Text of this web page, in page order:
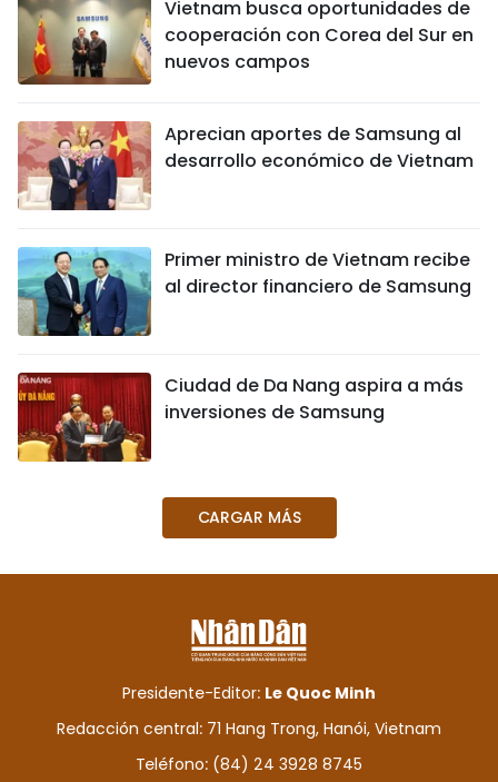
Vietnam busca oportunidades de
cooperación con Corea del Sur en
nuevos campos
Aprecian aportes de Samsung al
desarrollo económico de Vietnam
Primer ministro de Vietnam recibe
al director financiero de Samsung
Ciudad de Da Nang aspira a más
inversiones de Samsung
CARGAR MÁS
Presidente-Editor: Le Quoc Minh
Redacción central: 71 Hang Trong, Hanói, Vietnam
Teléfono: (84) 24 3928 8745